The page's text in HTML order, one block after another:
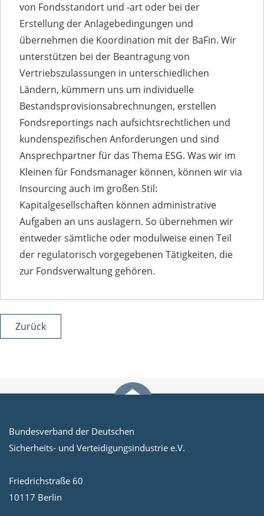
von Fondsstandort und -art oder bei der
Erstellung der Anlagebedingungen und
übernehmen die Koordination mit der BaFin. Wir
unterstützen bei der Beantragung von
Vertriebszulassungen in unterschiedlichen
Ländern, kümmern uns um individuelle
Bestandsprovisionsabrechnungen, erstellen
Fondsreportings nach aufsichtsrechtlichen und
kundenspezifischen Anforderungen und sind
Ansprechpartner für das Thema ESG. Was wir im
Kleinen für Fondsmanager können, können wir via
Insourcing auch im großen Stil:
Kapitalgesellschaften können administrative
Aufgaben an uns auslagern. So übernehmen wir
entweder sämtliche oder modulweise einen Teil
der regulatorisch vorgegebenen Tätigkeiten, die
zur Fondsverwaltung gehören.
Zurück
Bundesverband der Deutschen
Sicherheits- und Verteidigungsindustrie e.V.
Friedrichstraße 60
10117 Berlin